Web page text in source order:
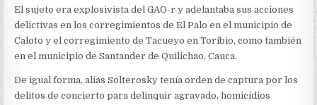
El sujeto era explosivista del GAO-r y adelantaba sus acciones
delictivas en los corregimientos de El Palo en el municipio de
Caloto y el corregimiento de Tacueyo en Toribio, como también
en el municipio de Santander de Quilichao, Cauca.
De igual forma, alias Solterosky tenía orden de captura por los
delitos de concierto para delinquir agravado, homicidios